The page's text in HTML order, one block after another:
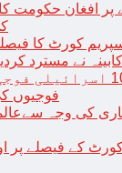
پر افغان حکومت
کورٹ کا
نے مسترد
فوجیوں
کی وجہ
کے فیصلے پر